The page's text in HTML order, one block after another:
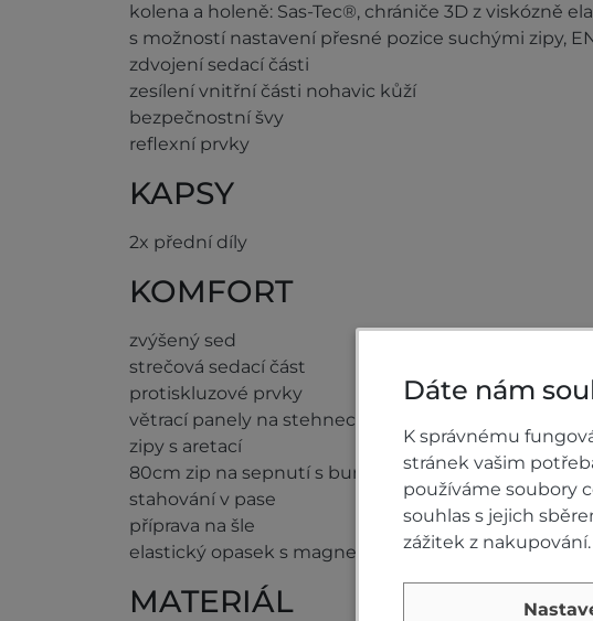
kolena a holeně: Sas-Tec®, chrániče 3D z viskózně
s možností nastavení přesné pozice suchými zipy, EN-
zdvojení sedací části
zesílení vnitřní části nohavic kůží
bezpečnostní švy
reflexní prvky
KAPSY
2x přední díly
KOMFORT
zvýšený sed
strečová sedací část
protiskluzové prvky
větrací panely na stehnech
zipy s aretací
80cm zip na sepnutí s bundou
stahování v pase
příprava na šle
elastický opasek s magnetickou sponou FIDLOCK
MATERIÁL
Dáte nám
K správnému
stránek vašim
používáme soubory
souhlas s jejich
zážitek z nakupování.